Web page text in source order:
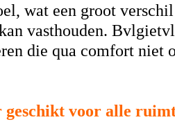
wat een groot
vasthouden.
die qua comfort niet
geschikt voor alle